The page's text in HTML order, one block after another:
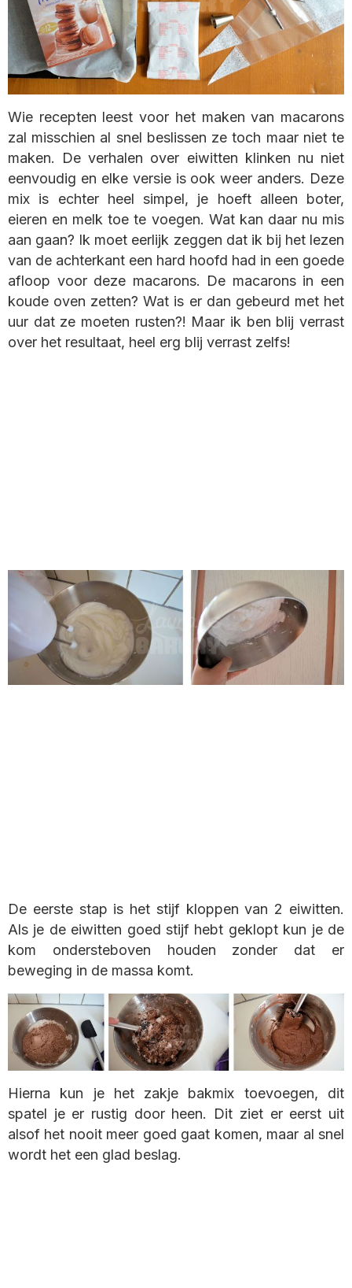
Wie recepten leest voor het maken van macarons
zal misschien al snel beslissen ze toch maar niet te
maken. De verhalen over eiwitten klinken nu niet
eenvoudig en elke versie is ook weer anders. Deze
mix is echter heel simpel, je hoeft alleen boter,
eieren en melk toe te voegen. Wat kan daar nu mis
aan gaan? Ik moet eerlijk zeggen dat ik bij het lezen
van de achterkant een hard hoofd had in een goede
afloop voor deze macarons. De macarons in een
koude oven zetten? Wat is er dan gebeurd met het
uur dat ze moeten rusten?! Maar ik ben blij verrast
over het resultaat, heel erg blij verrast zelfs!
De eerste stap is het stijf kloppen van 2 eiwitten.
Als je de eiwitten goed stijf hebt geklopt kun je de
kom ondersteboven houden zonder dat er
beweging in de massa komt.
Hierna kun je het zakje bakmix toevoegen, dit
spatel je er rustig door heen. Dit ziet er eerst uit
alsof het nooit meer goed gaat komen, maar al snel
wordt het een glad beslag.